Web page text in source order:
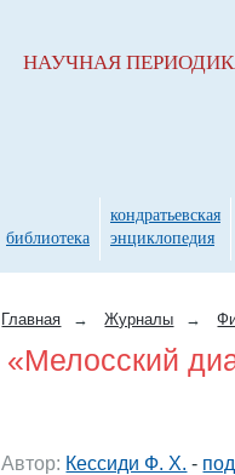
Главная → Журналы →
«Мелосский
Автор: Кессиди Ф. Х. -
НАУЧНАЯ
библиотека
кондратьевская
энциклопедия